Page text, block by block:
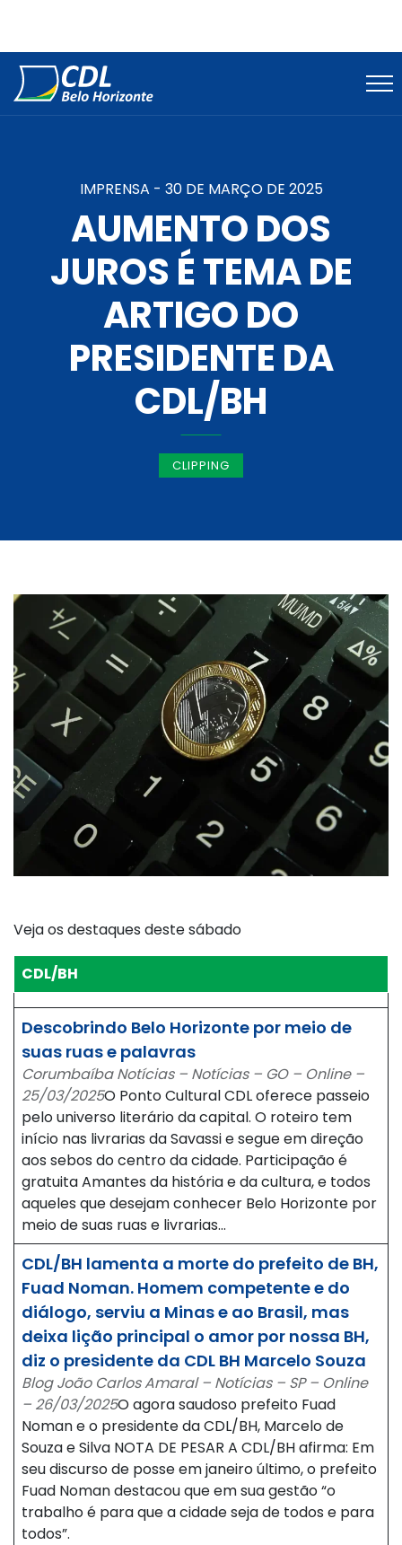
IMPRENSA - 30 DE MARÇO DE 2025
AUMENTO DOS
JUROS É TEMA DE
ARTIGO DO
PRESIDENTE DA
CDL/BH
CLIPPING
Veja os destaques deste sábado
CDL/BH
Descobrindo Belo Horizonte por meio de
suas ruas e palavras
Corumbaíba Notícias – Notícias – GO – Online –
25/03/2025O Ponto Cultural CDL oferece passeio
pelo universo literário da capital. O roteiro tem
início nas livrarias da Savassi e segue em direção
aos sebos do centro da cidade. Participação é
gratuita Amantes da história e da cultura, e todos
aqueles que desejam conhecer Belo Horizonte por
meio de suas ruas e livrarias…
CDL/BH lamenta a morte do prefeito de BH,
Fuad Noman. Homem competente e do
diálogo, serviu a Minas e ao Brasil, mas
deixa lição principal o amor por nossa BH,
diz o presidente da CDL BH Marcelo Souza
Blog João Carlos Amaral – Notícias – SP – Online
– 26/03/2025O agora saudoso prefeito Fuad
Noman e o presidente da CDL/BH, Marcelo de
Souza e Silva NOTA DE PESAR A CDL/BH afirma: Em
seu discurso de posse em janeiro último, o prefeito
Fuad Noman destacou que em sua gestão “o
trabalho é para que a cidade seja de todos e para
todos”.